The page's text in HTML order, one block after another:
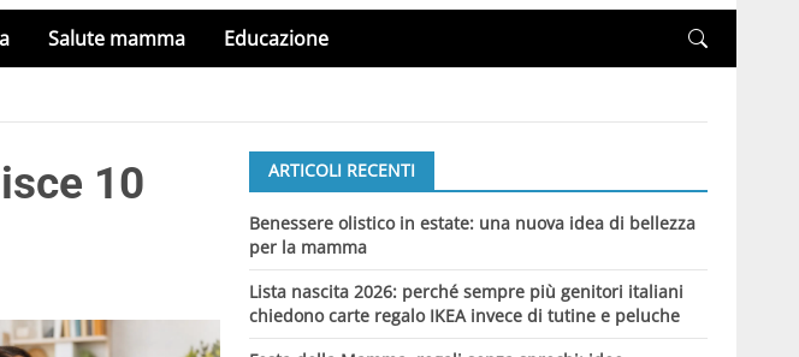
Salute mamma Educazione
10
ARTICOLI RECENTI
Benessere olistico in estate: una nuova idea di bellezza
per la mamma
Lista nascita 2026: perché sempre più genitori italiani
chiedono carte regalo IKEA invece di tutine e peluche